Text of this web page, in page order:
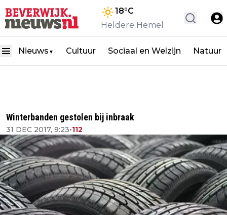
18°C
Heldere Hemel
Nieuws ▼ Cultuur Sociaal en Welzijn Natuur
Winterbanden gestolen bij inbraak
31 DEC 2017, 9:23•112